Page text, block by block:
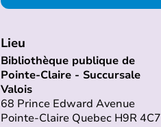
Lieu
Bibliothèque publique de
Pointe-Claire - Succursale
Valois
68 Prince Edward Avenue
Pointe-Claire Quebec H9R 4C7